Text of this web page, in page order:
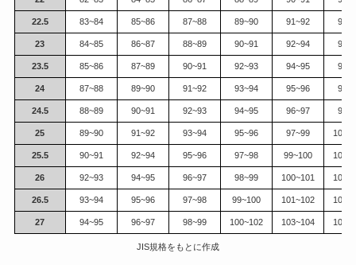
22.5 83~84 85~86 87~88 89~90 91~92
23 84~85 86~87 88~89 90~91 92~94
23.5 85~86 87~89 90~91 92~93 94~95
24 87~88 89~90 91~92 93~94 95~96
24.5 88~89 90~91 92~93 94~95 96~97
25 89~90 91~92 93~94 95~96 97~99
25.5 90~91 92~94 95~96 97~98 99~100
26 92~93 94~95 96~97 98~99 100~101
26.5 93~94 95~96 97~98 99~100 101~102
27 94~95 96~97 98~99 100~102 103~104
JIS規格をもとに作成